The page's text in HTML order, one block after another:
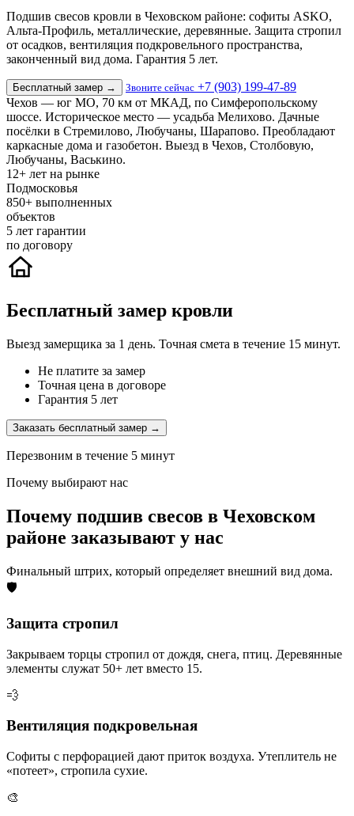
Подшив свесов кровли в Чеховском районе: софиты ASKO,
Альта-Профиль, металлические, деревянные. Защита стропил
от осадков, вентиляция подкровельного пространства,
законченный вид дома. Гарантия 5 лет.
Бесплатный замер → Звоните сейчас +7 (903) 199-47-89
Чехов — юг МО, 70 км от МКАД, по Симферопольскому
шоссе. Историческое место — усадьба Мелихово. Дачные
посёлки в Стремилово, Любучаны, Шарапово. Преобладают
каркасные дома и газобетон. Выезд в Чехов, Столбовую,
Любучаны, Васькино.
12+ лет на рынке
Подмосковья
850+ выполненных
объектов
5 лет гарантии
по договору
Бесплатный замер кровли
Выезд замерщика за 1 день. Точная смета в течение 15 минут.
Не платите за замер
Точная цена в договоре
Гарантия 5 лет
Заказать бесплатный замер →
Перезвоним в течение 5 минут
Почему выбирают нас
Почему подшив свесов в Чеховском
районе заказывают у нас
Финальный штрих, который определяет внешний вид дома.
🛡️
Защита стропил
Закрываем торцы стропил от дождя, снега, птиц. Деревянные
элементы служат 50+ лет вместо 15.
💨
Вентиляция подкровельная
Софиты с перфорацией дают приток воздуха. Утеплитель не
«потеет», стропила сухие.
🎨